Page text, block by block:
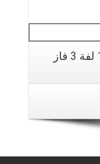
موتور ماجيك حركة 20 حصان 1400 لفة 3 فاز